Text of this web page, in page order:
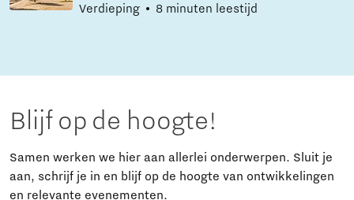
Verdieping 8 minuten leestijd
Blijf op de hoogte!
Samen werken we hier aan allerlei onderwerpen. Sluit je
aan, schrijf je in en blijf op de hoogte van ontwikkelingen
en relevante evenementen.